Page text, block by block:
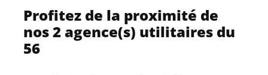
Profitez de la proximité de
nos 2 agence(s) utilitaires du
56